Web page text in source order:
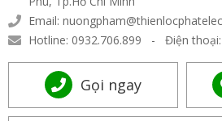
Email:
Hotline: 0932.706.899 - Điện thoại:
Gọi ngay